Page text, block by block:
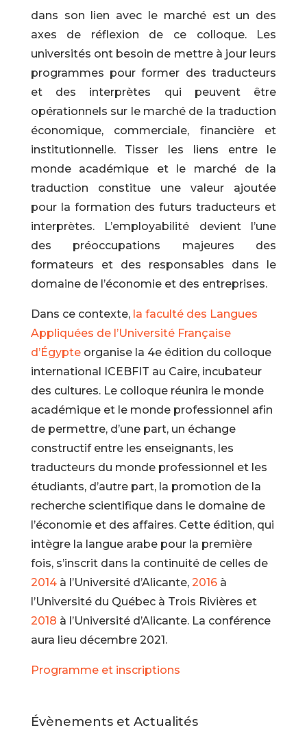
dans son lien avec le marché est un des
axes de réflexion de ce colloque. Les
universités ont besoin de mettre à jour leurs
programmes pour former des traducteurs
et des interprètes qui peuvent être
opérationnels sur le marché de la traduction
économique, commerciale, financière et
institutionnelle. Tisser les liens entre le
monde académique et le marché de la
traduction constitue une valeur ajoutée
pour la formation des futurs traducteurs et
interprètes. L’employabilité devient l’une
des préoccupations majeures des
formateurs et des responsables dans le
domaine de l’économie et des entreprises.
Dans ce contexte, la faculté des Langues
Appliquées de l’Université Française
d’Égypte organise la 4e édition du colloque
international ICEBFIT au Caire, incubateur
des cultures. Le colloque réunira le monde
académique et le monde professionnel afin
de permettre, d’une part, un échange
constructif entre les enseignants, les
traducteurs du monde professionnel et les
étudiants, d’autre part, la promotion de la
recherche scientifique dans le domaine de
l’économie et des affaires. Cette édition, qui
intègre la langue arabe pour la première
fois, s’inscrit dans la continuité de celles de
2014à l’Université d’Alicante, 2016à
l’Université du Québec à Trois Rivières et
2018 à l’Université d’Alicante. La conférence
aura lieu décembre 2021.
Programme et inscriptions
Évènements et Actualités